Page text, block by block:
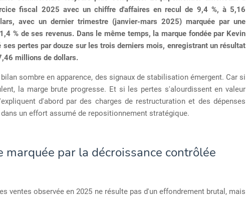
fiscal 2025 avec un chiffre d'affaires en recul de 9,4 %, à 5,16
avec un dernier trimestre (janvier-mars 2025) marquée par une
% de ses revenus. Dans le même temps, la marque fondée par Kevin
ses pertes par douze sur les trois derniers mois, enregistrant un résultat
millions de dollars.
sombre en apparence, des signaux de stabilisation émergent. Car si
la marge brute progresse. Et si les pertes s'alourdissent en valeur
d'abord par des charges de restructuration et des dépenses
un effort assumé de repositionnement stratégique.
marquée par la décroissance contrôlée
ventes observée en 2025 ne résulte pas d'un effondrement brutal, mais